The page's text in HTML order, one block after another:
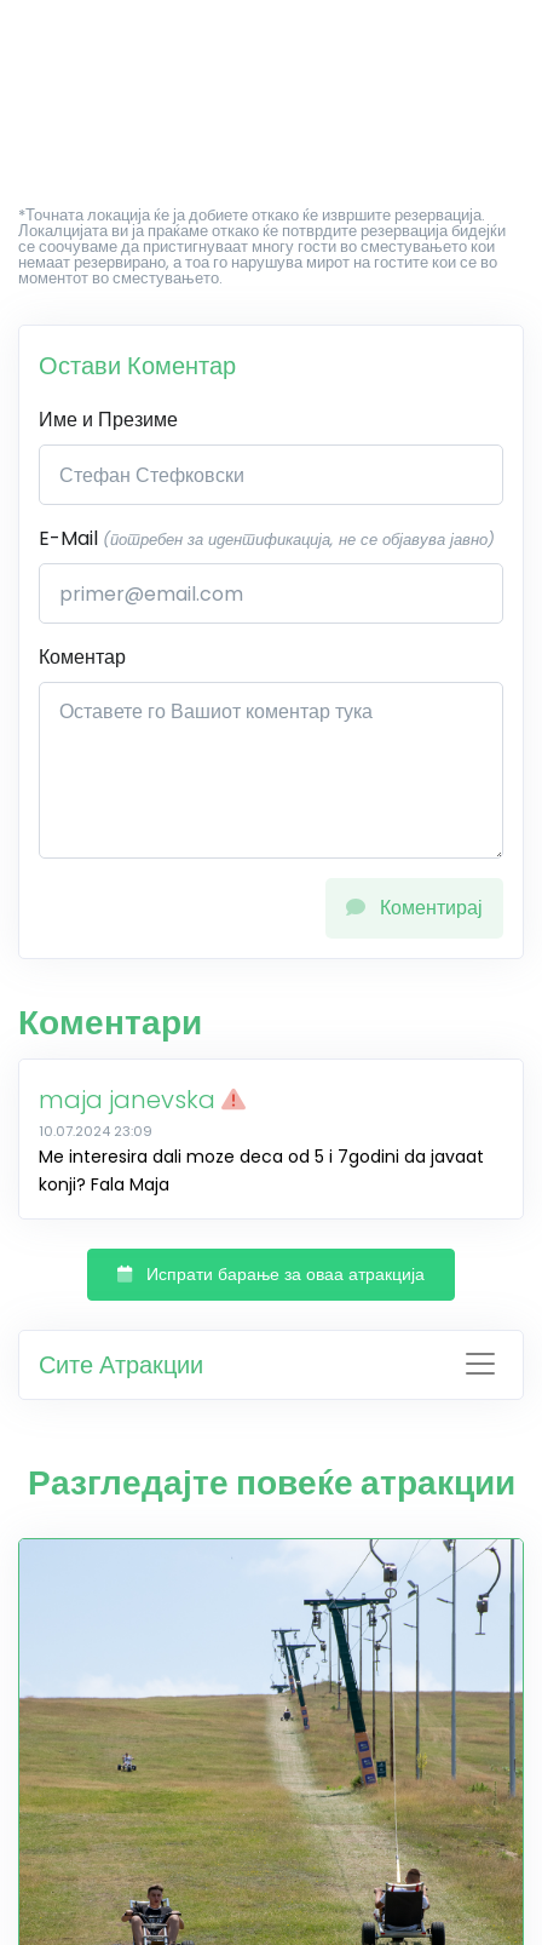
*Точната локација ќе ја добиете откако ќе извршите резервација.
Локалцијата ви ја праќаме откако ќе потврдите резервација бидејќи
се соочуваме да пристигнуваат многу гости во сместувањето кои
немаат резервирано, а тоа го нарушува мирот на гостите кои се во
моментот во сместувањето.
Остави Коментар
Име и Презиме
E-Mail (потребен за идентификација, не се објавува јавно)
Коментар
Коментирај
Коментари
maja janevska
10.07.2024 23:09
Me interesira dali moze deca od 5 i 7godini da javaat
konji? Fala Maja
Испрати барање за оваа атракција
Сите Атракции
Разгледајте повеќе атракции